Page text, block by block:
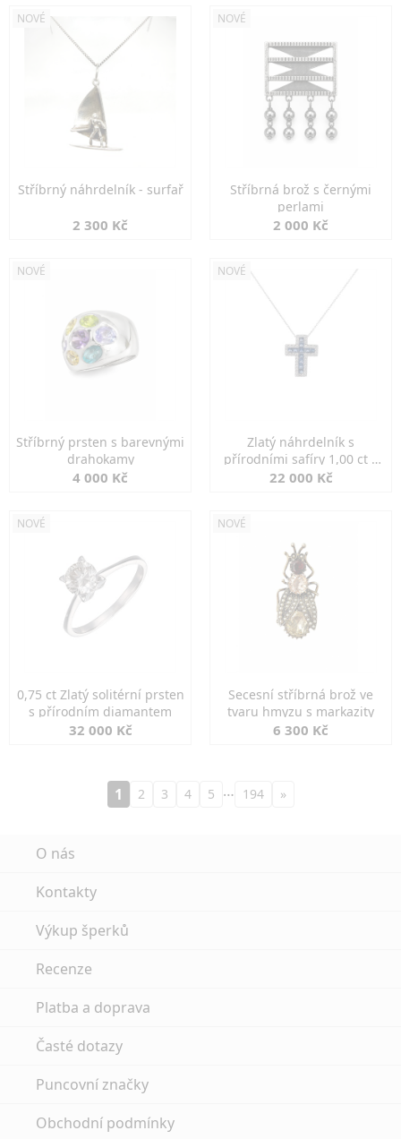
NOVÉ
Stříbrný náhrdelník - surfař
2 300 Kč
NOVÉ
Stříbrná brož s černými
perlami
2 000 Kč
NOVÉ
Stříbrný prsten s barevnými
drahokamy
4 000 Kč
NOVÉ
Zlatý náhrdelník s
přírodními safíry 1,00 ct a
diamanty
22 000 Kč
NOVÉ
0,75 ct Zlatý solitérní prsten
s přírodním diamantem
32 000 Kč
NOVÉ
Secesní stříbrná brož ve
tvaru hmyzu s markazity
6 300 Kč
1 2 3 4 5 … 194 »
O nás
Kontakty
Výkup šperků
Recenze
Platba a doprava
Časté dotazy
Puncovní značky
Obchodní podmínky